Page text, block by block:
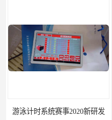
游泳计时系统赛事2020新研发